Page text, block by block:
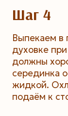
Шаг 4
Выпекаем в
духовке
должны
серединка
жидкой.
подаём к